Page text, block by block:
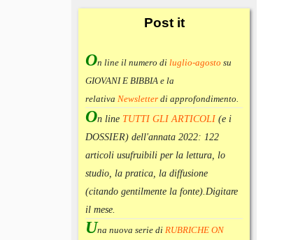
Postit
On line il numero di luglio-agosto su
GIOVANI E BIBBIA e la
relativa Newsletter di approfondimento.
On line TUTTI GLI ARTICOLI (e i
DOSSIER) dell'annata 2022: 122
articoli usufruibili per la lettura, lo
studio, la pratica, la diffusione
(citando gentilmente la fonte).Digitare
il mese.
Una nuova serie di RUBRICHE ON